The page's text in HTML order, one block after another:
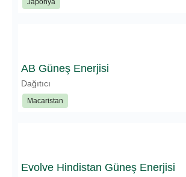
Japonya
AB Güneş Enerjisi
Dağıtıcı
Macaristan
Evolve Hindistan Güneş Enerjisi